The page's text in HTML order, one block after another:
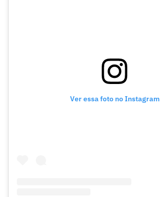
Ver essa foto no Instagram